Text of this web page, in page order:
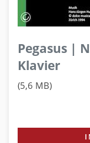
Pegasus |
Klavier
(5,6 MB)